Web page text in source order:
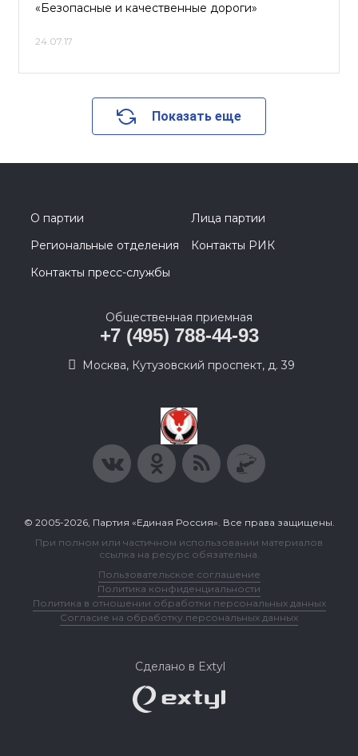
«Безопасные и качественные дороги»
24.07.17
Показать еще
О партии
Лица партии
Региональные отделения
Контакты РИК
Контакты пресс-службы
Общественная приемная
+7 (495) 788-44-93
Москва, Кутузовский проспект, д. 39
© 2005-2026, Партия «Единая Россия». Все права защищены.
При полном или частичном использовании материалов
ссылка на ресурс обязательна.
Пользовательское соглашение
Политика конфиденциальности
Политика в отношении обработки персональных данных
Согласие на обработку персональных данных
Сделано в Extyl